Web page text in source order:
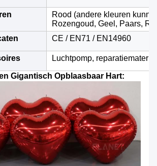
Rood (andere kleuren
Rozengoud, Geel, Paars,
CE / EN71 / EN14960
Luchtpomp,
Gigantisch Opblaasbaar Hart: